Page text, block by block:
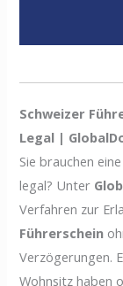
Schweizer
Legal |
Sie brauchen eine
legal? Unter
Verfahren zur
Führerschein
Verzögerungen.
Wohnsitz haben